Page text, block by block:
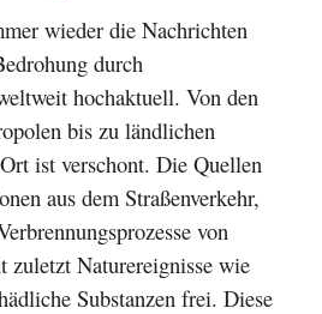
wieder die Nachrichten
durch
hochaktuell. Von den
bis zu ländlichen
ist verschont. Die Quellen
aus dem Straßenverkehr,
von
zuletzt Naturereignisse wie
Substanzen frei. Diese